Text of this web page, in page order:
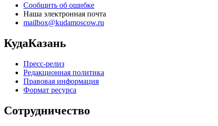
Сообщить об ошибке
Наша электронная почта
mailbox@kudamoscow.ru
КудаКазань
Пресс-релиз
Редакционная политика
Правовая информация
Формат ресурса
Сотрудничество